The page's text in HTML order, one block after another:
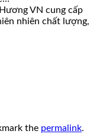
VN cung cấp
nhiên chất lượng,
the permalink.